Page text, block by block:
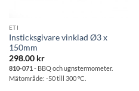
ETI
Insticksgivare vinklad Ø3 x
150mm
298.00 kr
810-071 - BBQ och ugnstermometer.
Mätområde: -50 till 300 °C.